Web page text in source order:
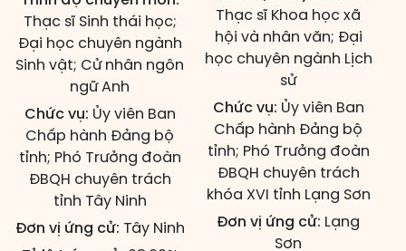
Thạc sĩ Sinh thái học;
Đại học chuyên ngành
Sinh vật; Cử nhân ngôn
ngữ Anh
Chức vụ: Ủy viên Ban
Chấp hành Đảng bộ
tỉnh; Phó Trưởng đoàn
ĐBQH chuyên trách
tỉnh Tây Ninh
Đơn vị ứng cử: Tây Ninh
Thạc sĩ Khoa học xã
hội và nhân văn; Đại
học chuyên ngành Lịch
sử
Chức vụ: Ủy viên Ban
Chấp hành Đảng bộ
tỉnh; Phó Trưởng đoàn
ĐBQH chuyên trách
khóa XVI tỉnh Lạng Sơn
Đơn vị ứng cử: Lạng
Sơn